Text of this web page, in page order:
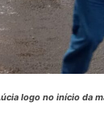
logo no início da